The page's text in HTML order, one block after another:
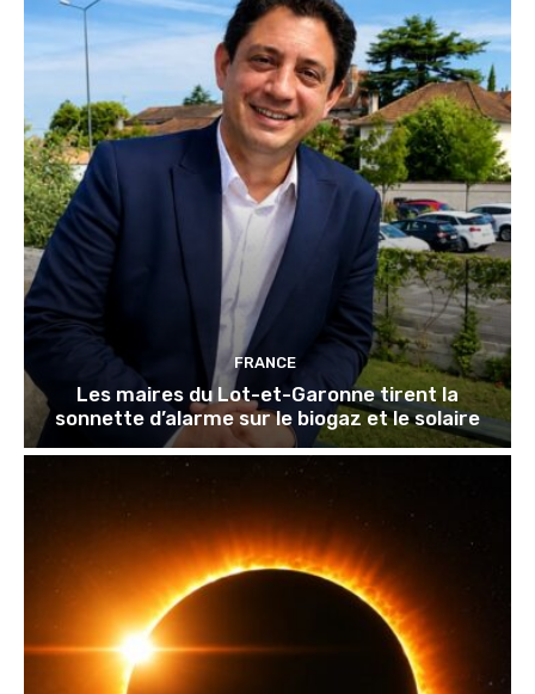
FRANCE
Les maires du Lot-et-Garonne tirent la
sonnette d’alarme sur le biogaz et le solaire